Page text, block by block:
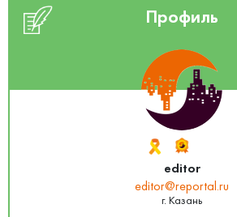
Профиль
editor
editor@reportal.ru
г. Казань